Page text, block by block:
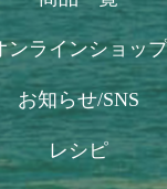
ンラインショップ
お知らせ/SNS
レシピ